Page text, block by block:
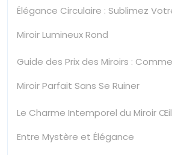
Élégance Circulaire : Sublimez
Miroir Lumineux Rond
Guide des Prix des Miroirs :
Miroir Parfait Sans Se Ruiner
Le Charme Intemporel du Miroir
Entre Mystère et Élégance